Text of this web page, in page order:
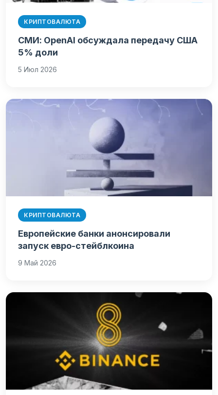
КРИПТОВАЛЮТА
СМИ: OpenAI обсуждала передачу США
5% доли
5 Июл 2026
КРИПТОВАЛЮТА
Европейские банки анонсировали
запуск евро-стейблкоина
9 Май 2026